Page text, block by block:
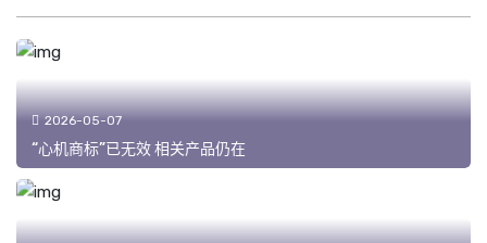
2026-05-07
“心机商标”已无效 相关产品仍在